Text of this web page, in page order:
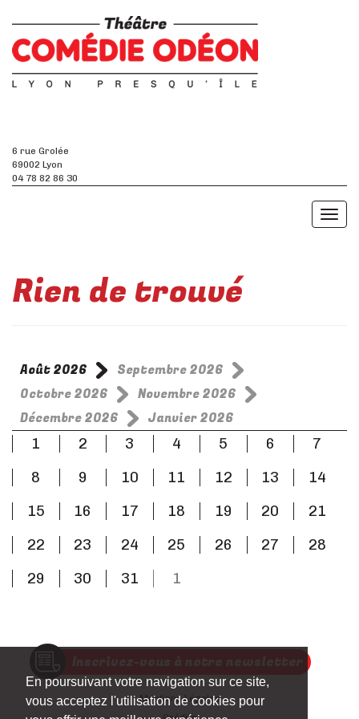
En poursuivant votre navigation sur ce site,
vous acceptez l'utilisation de cookies pour
6 rue Grolée
69002 Lyon
04 78 82 86 30
Toggle
Rien de trouvé
Août 2026
Septembre 2026
Octobre 2026
Novembre 2026
Décembre 2026
Janvier 2026
1
2 3 4 5 6
7
8
9 10 11 12 13
14
15
16 17 18 19 20
21
22
23 24 25 26 27
28
29
30 31 1
Mentions Légales